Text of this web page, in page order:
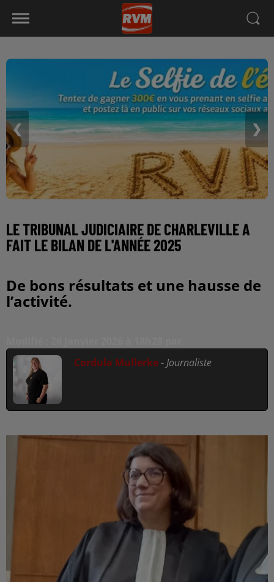
❮ ❯
LE TRIBUNAL JUDICIAIRE DE CHARLEVILLE A
FAIT LE BILAN DE L'ANNÉE 2025
De bons résultats et une hausse de
l’activité.
Cordula Mullerke-Journaliste